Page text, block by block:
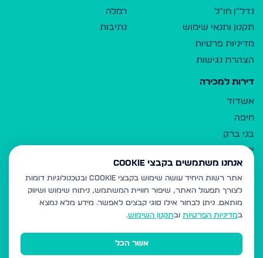
נדל"ן חו"ל
תקנון ותנאי שימוש
מדיניות פרטיות
הצהרת נגישות
רמלה
נתיבות
דירות למכירה
אשדוד
חיפה
בני ברק
ירושלים
אלעד
גבעת זאב
בית שמש
רכסים
מודיעין עילית
אנחנו משתמשים בקבצי Cookie
אתר רשות היחיד עושה שימוש בקבצי Cookie ובטכנולוגיות דומות
לצורך תפעול האתר, שיפור חוויית המשתמש, ניתוח שימוש ושיווק
מותאם. ניתן לבחור אילו סוגי קבצים לאפשר. מידע מלא נמצא
במדיניות הפרטיות ובתקנון השימוש.
אשר הכל